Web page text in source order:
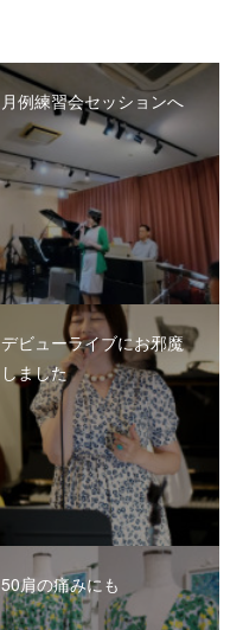
月例練習会セッションへ
デビューライブにお邪魔
しました
50肩の痛みにも